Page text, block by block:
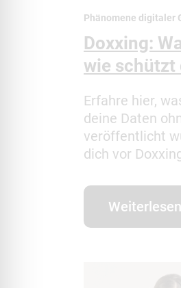
Phänomene digitaler
Doxxing:
wie schützt
Erfahre hier,
deine Daten
veröffentlicht
dich vor
Weiterlesen